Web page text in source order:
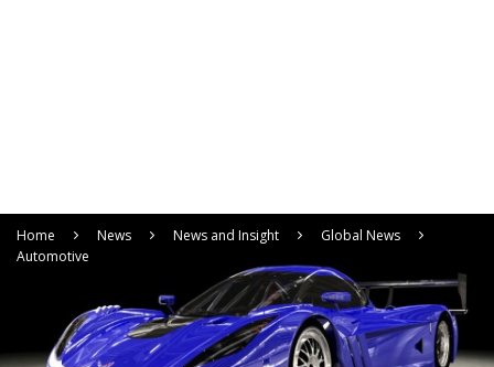
Home News News and Insight
Global News
Automotive